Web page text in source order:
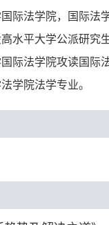
国际法学院，国际法
高水平大学公派研
国际法学院攻读国际
学院法学专业。